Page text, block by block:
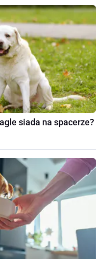
siada na spacerze?